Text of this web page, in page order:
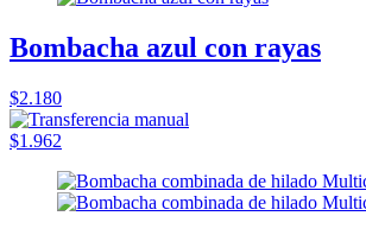
Bombacha azul con rayas
$2.180
$1.962